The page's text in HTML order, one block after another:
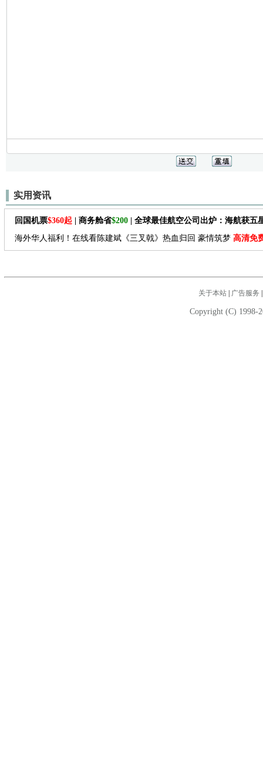
实用资讯
回国机票$360起 | 商务舱省$200 | 全球最佳航空公司出炉：海航获五
海外华人福利！在线看陈建斌《三叉戟》热血归回 豪情筑梦 高清免
关于本站| 广告服务
Copyright (C) 1998-